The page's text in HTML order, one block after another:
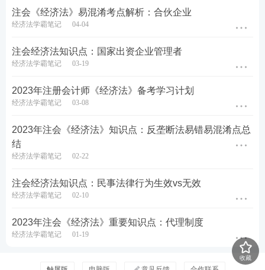
第八周
算法律制度
第十章 企业国有资产
法律制度
企业国有资产产权登记制度
企业国有资产评估管理制度
企业国有资产交易管理制度
注会《经济法》易混淆考点解析：合伙企业
经济法学霸笔记 04-04
注会经济法知识点：国家出资企业管理者
经济法学霸笔记 03-19
2023年注册会计师《经济法》备考学习计划
经济法学霸笔记 03-08
2023年注会《经济法》知识点：反垄断法易错易混淆点总
结
经济法学霸笔记 02-22
注会经济法知识点：民事法律行为生效vs无效
经济法学霸笔记 02-10
2023年注会《经济法》重要知识点：代理制度
经济法学霸笔记 01-19
收藏